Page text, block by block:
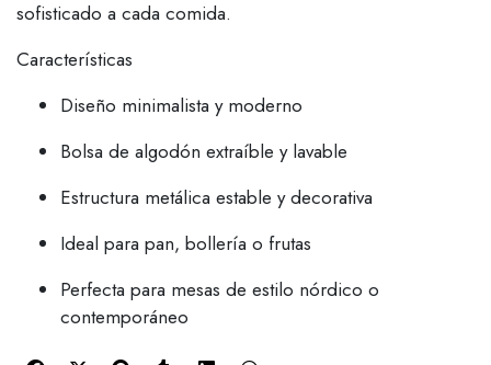
sofisticado a cada comida.
Características
Diseño minimalista y moderno
Bolsa de algodón extraíble y lavable
Estructura metálica estable y decorativa
Ideal para pan, bollería o frutas
Perfecta para mesas de estilo nórdico o
contemporáneo